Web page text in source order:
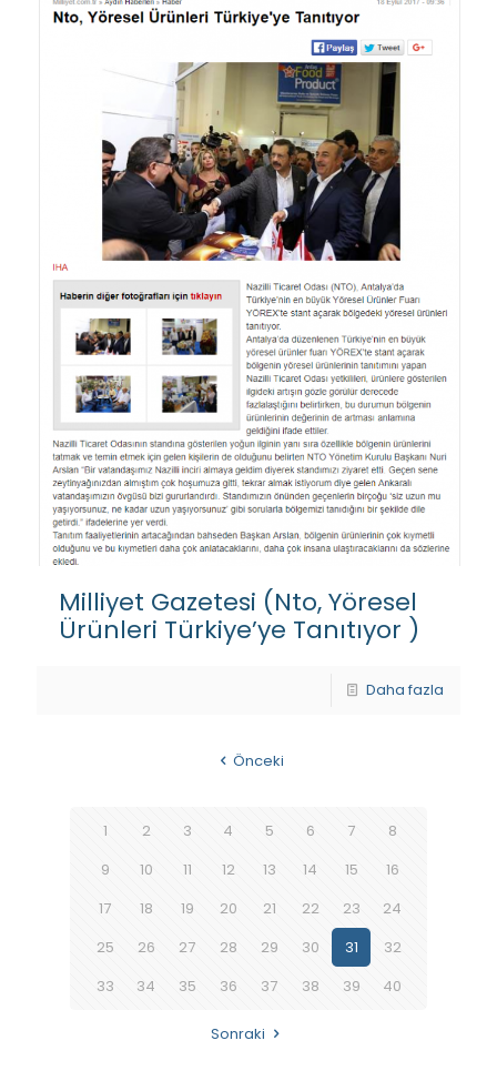
Milliyet Gazetesi (Nto, Yöresel
Ürünleri Türkiye’ye Tanıtıyor )
Daha fazla
Önceki
1 2 3 4 5 6 7
8
9
10 11 12 13 14 15
16
17
18 19 20 21 22 23
24
25
26 27 28 29 30 31
32
33
34 35 36 37 38 39 40
Sonraki